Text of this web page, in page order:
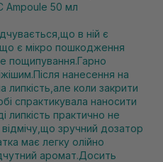
Ampoule 50 мл
в ній є
є мікро пошкодження
пощипування.Гарно
нанесення на
липкість,але коли закрити
спрактикувала наносити
липкість практично не
зручний дозатор
має легку олійно
аромат.Досить